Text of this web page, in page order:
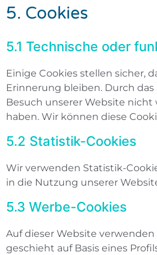
5. Cookies
5.1 Technische oder
Einige Cookies stellen sicher,
Erinnerung bleiben. Durch
Besuch unserer Website
haben. Wir können diese
5.2 Statistik-Cookies
Wir verwenden Statistik-
in die Nutzung unserer
5.3 Werbe-Cookies
Auf dieser Website
geschieht auf Basis eines